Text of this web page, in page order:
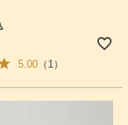
5.00（1）